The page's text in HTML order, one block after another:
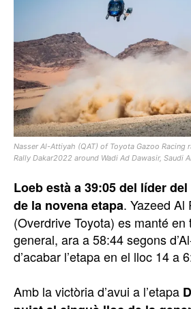
Nasser Al-Attiyah (QAT) of Toyota Gazoo Racing
Rally Dakar2022 around Wadi Ad Dawasir, Saudi
Loeb està a 39:05 del líder
de la novena etapa. Yazeed Al
(Overdrive Toyota) es manté
general, ara a 58:44 segons
d’acabar l’etapa en el lloc 14 a
Amb la victòria d’avui a l’etapa